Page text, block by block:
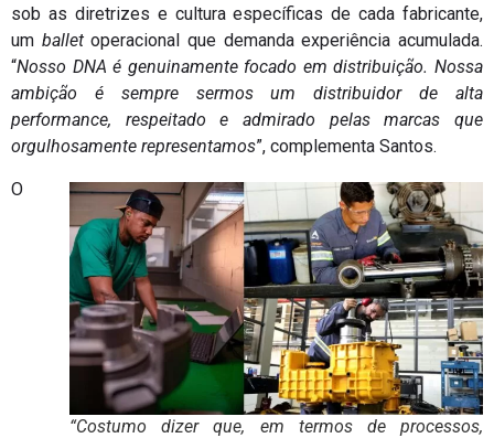
sob as diretrizes e cultura específicas de cada fabricante,
um balletoperacional que demanda experiência acumulada.
“Nosso DNA é genuinamente focado em distribuição. Nossa
ambição é sempre sermos um distribuidor de alta
performance, respeitado e admirado pelas marcas que
orgulhosamente representamos”, complementa Santos.
“Costumo dizer que, em termos de processos,
O